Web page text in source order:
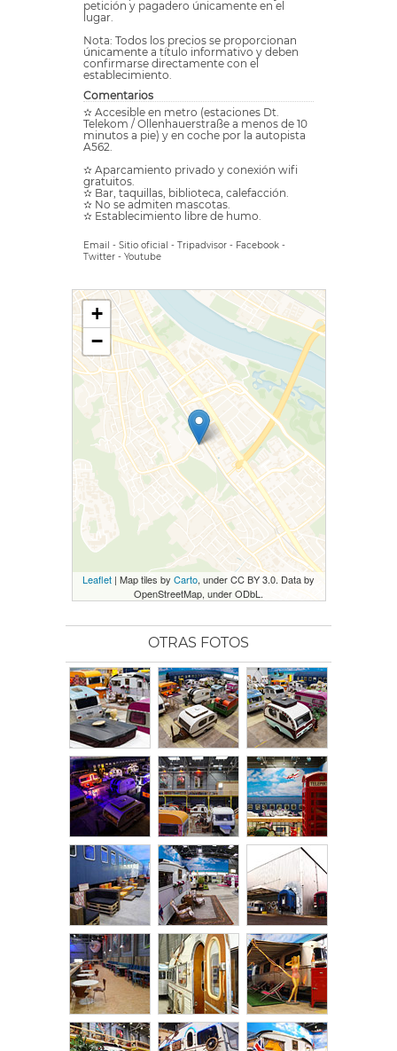
petición y pagadero únicamente en el
lugar.
Nota: Todos los precios se proporcionan
únicamente a título informativo y deben
confirmarse directamente con el
establecimiento.
Comentarios
✫ Accesible en metro (estaciones Dt.
Telekom / Ollenhauerstraße a menos de 10
minutos a pie) y en coche por la autopista
A562.
✫ Aparcamiento privado y conexión wifi
gratuitos.
✫ Bar, taquillas, biblioteca, calefacción.
✫ No se admiten mascotas.
✫ Establecimiento libre de humo.
Email - Sitio oficial - Tripadvisor - Facebook -
Twitter - Youtube
+
−
Leaflet | Map tiles by Carto, under CC BY 3.0. Data by
OpenStreetMap, under ODbL.
OTRAS FOTOS